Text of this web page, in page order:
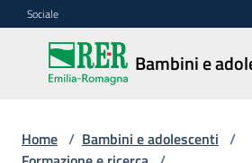
Vai al contenuto
Vai alla navigazione
Vai al footer
Sociale
Bambini e
Bambini e
adolescenti
Accoglienza,
Home / Bambini e adolescenti /